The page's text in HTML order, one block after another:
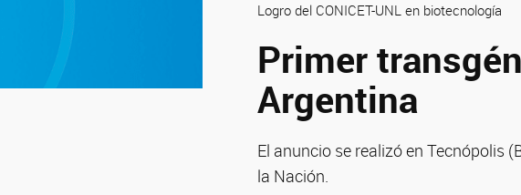
Logro del CONICET-UNL en biotecnología
Primer
Argentina
El anuncio se realizó en Tecnópolis
la Nación.